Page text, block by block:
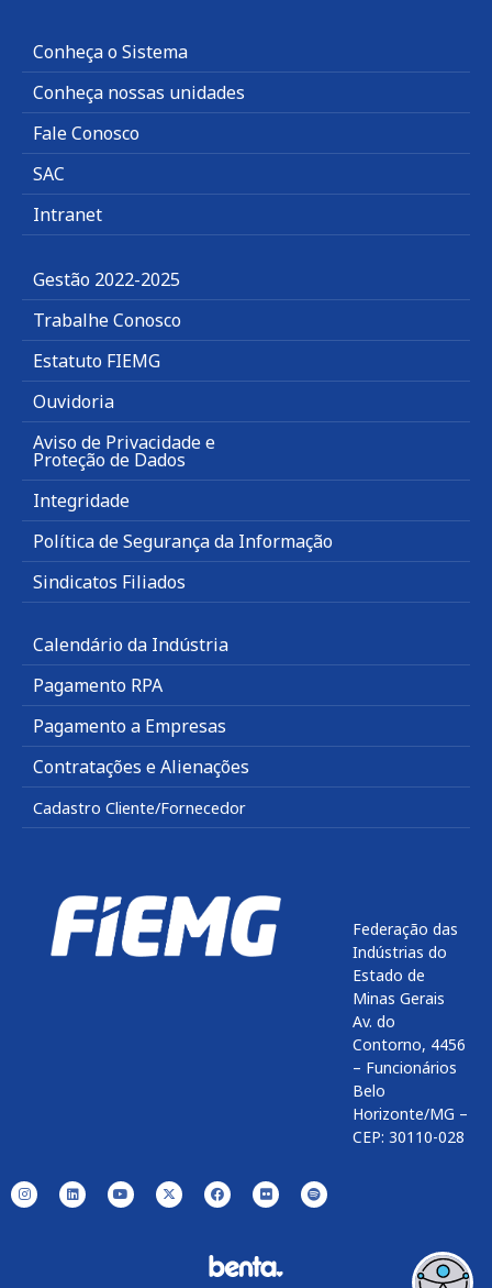
Conheça o Sistema
Conheça nossas unidades
Fale Conosco
SAC
Intranet
Gestão 2022-2025
Trabalhe Conosco
Estatuto FIEMG
Ouvidoria
Aviso de Privacidade e
Proteção de Dados
Integridade
Política de Segurança da Informação
Sindicatos Filiados
Calendário da Indústria
Pagamento RPA
Pagamento a Empresas
Contratações e Alienações
Cadastro Cliente/Fornecedor
Federação das
Indústrias do
Estado de
Minas Gerais
Av. do
Contorno, 4456
– Funcionários
Belo
Horizonte/MG –
CEP: 30110-028